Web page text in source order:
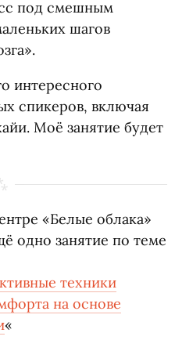
под смешным
шагов
интересного
спикеров, включая
Моё занятие будет
«Белые облака»
одно занятие по теме
техники
на основе
«